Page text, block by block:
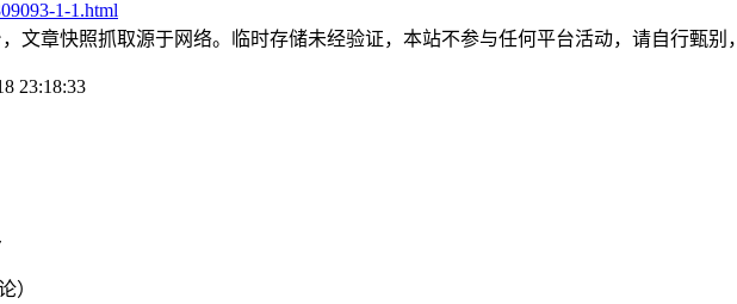
1-1.html
文章快照抓取源于网络。临时存储未经验证，本站不参与任何平台活动，请自行甄别
23:18:33
）